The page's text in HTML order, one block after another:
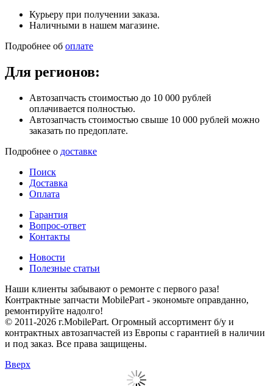
Курьеру при получении заказа.
Наличными в нашем магазине.
Подробнее об оплате
Для регионов:
Автозапчасть стоимостью до 10 000 рублей
оплачивается полностью.
Автозапчасть стоимостью свыше 10 000 рублей можно
заказать по предоплате.
Подробнее о доставке
Поиск
Доставка
Оплата
Гарантия
Вопрос-ответ
Контакты
Новости
Полезные статьи
Наши клиенты забывают о ремонте с первого раза!
Контрактные запчасти MobilePart - экономьте оправданно,
ремонтируйте надолго!
© 2011-2026 г.MobilePart. Огромный ассортимент б/у и
контрактных автозапчастей из Европы с гарантией в наличии
и под заказ. Все права защищены.
Вверх